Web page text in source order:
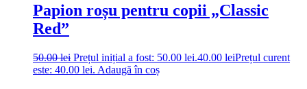
Papion roșu pentru copii „Classic
Red”
50.00lei Prețul inițial a fost: 50.00 lei.40.00 leiPrețul curent
este: 40.00 lei. Adaugă în coș